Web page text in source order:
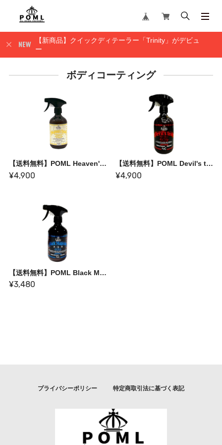
【新商品】クイックディテーラー「Trinity」がデビュ
ー
ボディコーティング
【送料無料】POML Heaven's Door
¥4,900
【送料無料】POML Devil's tear coating
¥4,900
【送料無料】POML Black Magician
¥3,480
プライバシーポリシー 特定商取引法に基づく表記